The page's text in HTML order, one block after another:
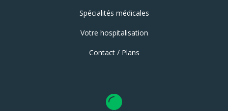
Spécialités médicales
Votre hospitalisation
Contact / Plans